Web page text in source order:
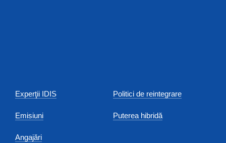
Experţii IDIS
Emisiuni
Angajări
Politici de reintegrare
Puterea hibridă